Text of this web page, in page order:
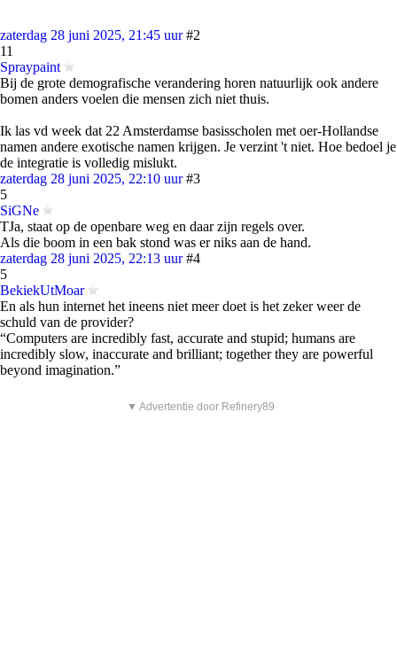
zaterdag 28 juni 2025, 21:45 uur #2
11
Spraypaint
Bij de grote demografische verandering horen natuurlijk ook andere
bomen anders voelen die mensen zich niet thuis.
Ik las vd week dat 22 Amsterdamse basisscholen met oer-Hollandse
namen andere exotische namen krijgen. Je verzint 't niet. Hoe bedoel je
de integratie is volledig mislukt.
zaterdag 28 juni 2025, 22:10 uur #3
5
SiGNe
TJa, staat op de openbare weg en daar zijn regels over.
Als die boom in een bak stond was er niks aan de hand.
zaterdag 28 juni 2025, 22:13 uur #4
5
BekiekUtMoar
En als hun internet het ineens niet meer doet is het zeker weer de
schuld van de provider?
“Computers are incredibly fast, accurate and stupid; humans are
incredibly slow, inaccurate and brilliant; together they are powerful
beyond imagination.”
▼ Advertentie door Refinery89